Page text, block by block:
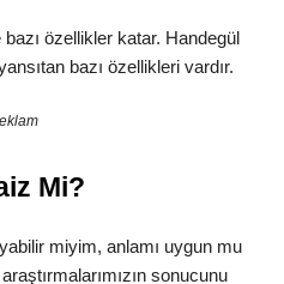
özellikler katar. Handegül
bazı özellikleri vardır.
Mi?
miyim, anlamı uygun mu
sonucunu